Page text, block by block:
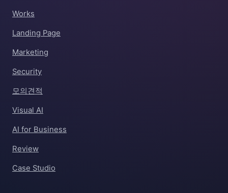
Works
Landing Page
Marketing
Security
모의견적
Visual AI
AI for Business
Review
Case Studio